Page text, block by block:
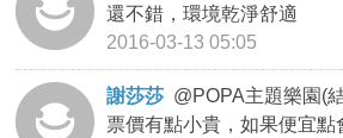
還不錯，環境乾淨舒適
2016-03-13 05:05
謝莎莎 @POPA主題樂園(
票價有點小貴，如果便宜點